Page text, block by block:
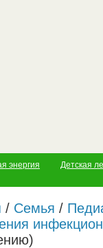
энергия Детская
/ Семья /